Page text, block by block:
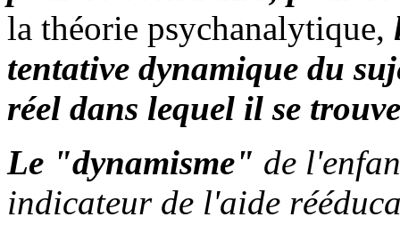
la théorie psychanalytique,
tentative dynamique du
réel dans lequel il se
Le "dynamisme" de
indicateur de l'aide